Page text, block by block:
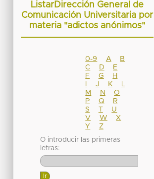
ListarDirección General de
Comunicación Universitaria por
materia "adictos anónimos"
0-9 A
B
C
D
E
F
G
H
J K
M
N
O
P
Q
R
S
T
U
V
W
X
Y
Z
O introducir las primeras
letras: